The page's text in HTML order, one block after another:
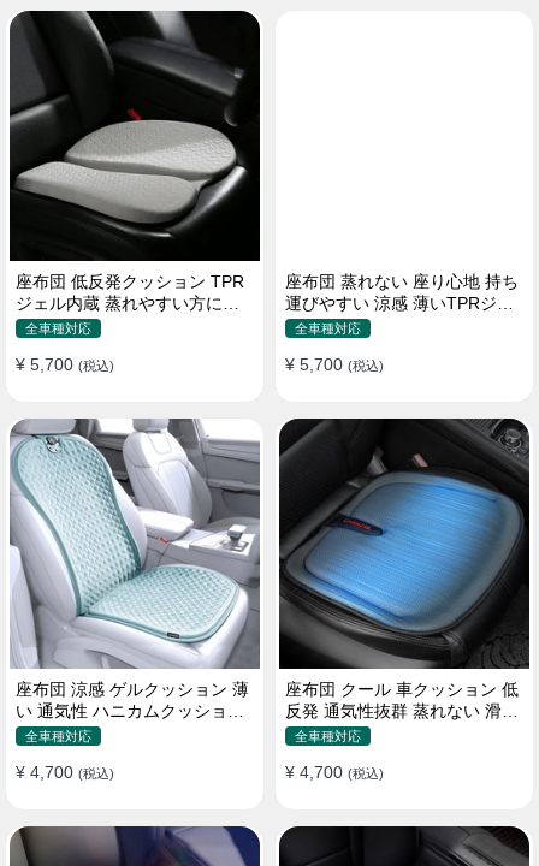
座布団 低反発クッション TPR
ジェル内蔵 蒸れやすい方にお
勧め おしり 熱い
全車種対応
¥ 5,700 (税込)
座布団 蒸れない 座り心地 持ち
運びやすい 涼感 薄いTPRジェ
ル内蔵 多用途
全車種対応
¥ 5,700 (税込)
座布団 涼感 ゲルクッション 薄
い 通気性 ハニカムクッション
四季通用 おすすめ
全車種対応
¥ 4,700 (税込)
座布団 クール 車クッション 低
反発 通気性抜群 蒸れない 滑り
止め おすすめ
全車種対応
¥ 4,700 (税込)